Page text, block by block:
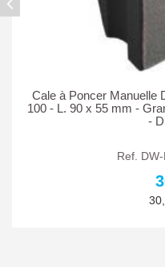
Cale à Poncer Manuelle
100 - L. 90 x 55 mm -
-
Ref.